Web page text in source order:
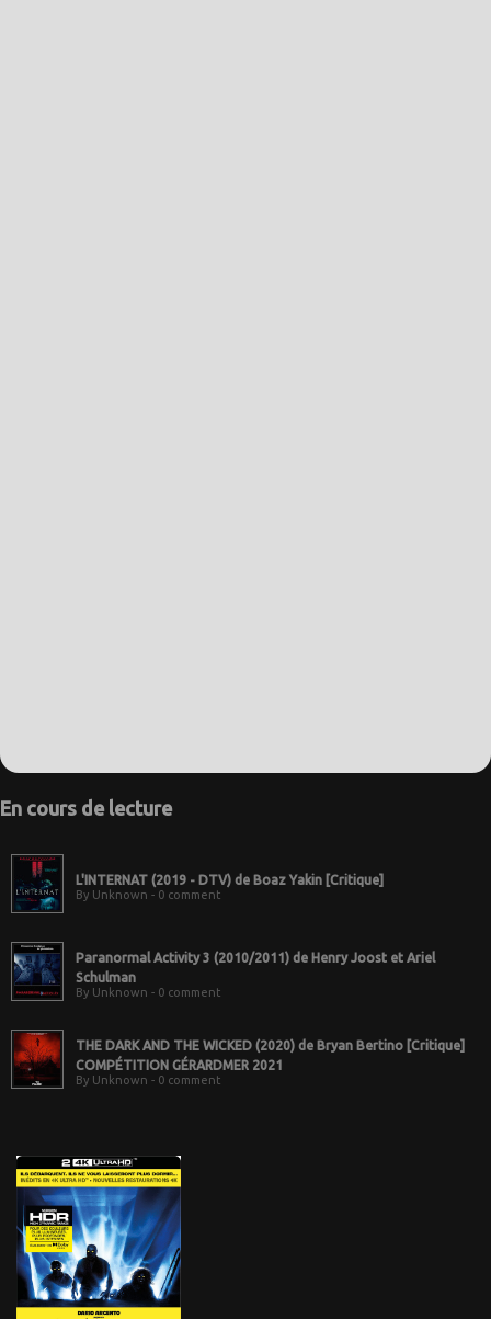
En cours de lecture
L'INTERNAT (2019 - DTV) de Boaz Yakin [Critique]
By Unknown - 0 comment
Paranormal Activity 3 (2010/2011) de Henry Joost et Ariel
Schulman
By Unknown - 0 comment
THE DARK AND THE WICKED (2020) de Bryan Bertino [Critique]
COMPÉTITION GÉRARDMER 2021
By Unknown - 0 comment